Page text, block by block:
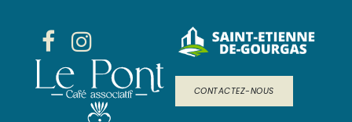
CONTACTEZ-NOUS